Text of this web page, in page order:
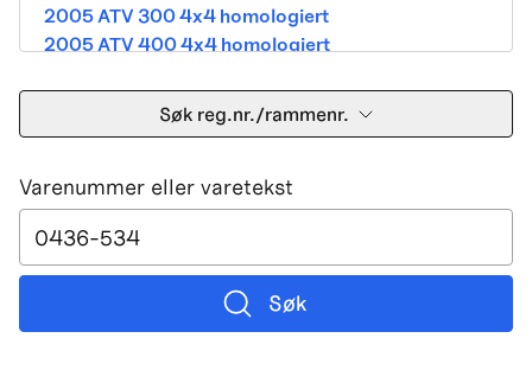
2005 ATV 300 4x4 homologiert
2005 ATV 400 4x4 homologiert
2005 ATV 500 TRV homologiert
2005 ATV 500i 4x4A homologiert
2005 DVX 400 street homologiert
2006 250 Utility Street Legal
2006 400 Street Legal
2006 400 3in1 Street Legal
2006 400 dvx street-2x4 homologated b390b
2006 500 4x4A Street Legal
Søk reg.nr./rammenr.
Varenummer eller varetekst
Søk